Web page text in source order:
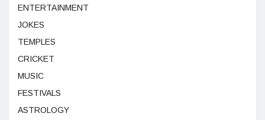
ENTERTAINMENT
JOKES
TEMPLES
CRICKET
MUSIC
FESTIVALS
ASTROLOGY